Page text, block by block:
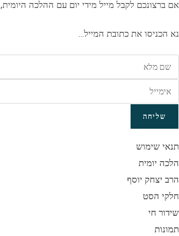
אם ברצונכם לקבל מייל מידי יום עם ההלכה היומית,
נא הכניסו את כתובת המייל…
שליחה
תנאי שימוש
הלכה יומית
הרב יצחק יוסף
חלקי הסט
שידור חי
תמונות